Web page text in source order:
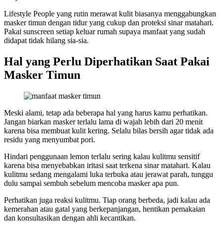
Lifestyle People yang rutin merawat kulit biasanya menggabungkan
masker timun dengan tidur yang cukup dan proteksi sinar matahari.
Pakai sunscreen setiap keluar rumah supaya manfaat yang sudah
didapat tidak hilang sia-sia.
Hal yang Perlu Diperhatikan Saat Pakai
Masker Timun
Meski alami, tetap ada beberapa hal yang harus kamu perhatikan.
Jangan biarkan masker terlalu lama di wajah lebih dari 20 menit
karena bisa membuat kulit kering. Selalu bilas bersih agar tidak ada
residu yang menyumbat pori.
Hindari penggunaan lemon terlalu sering kalau kulitmu sensitif
karena bisa menyebabkan iritasi saat terkena sinar matahari. Kalau
kulitmu sedang mengalami luka terbuka atau jerawat parah, tunggu
dulu sampai sembuh sebelum mencoba masker apa pun.
Perhatikan juga reaksi kulitmu. Tiap orang berbeda, jadi kalau ada
kemerahan atau gatal yang berkepanjangan, hentikan pemakaian
dan konsultasikan dengan ahli kecantikan.